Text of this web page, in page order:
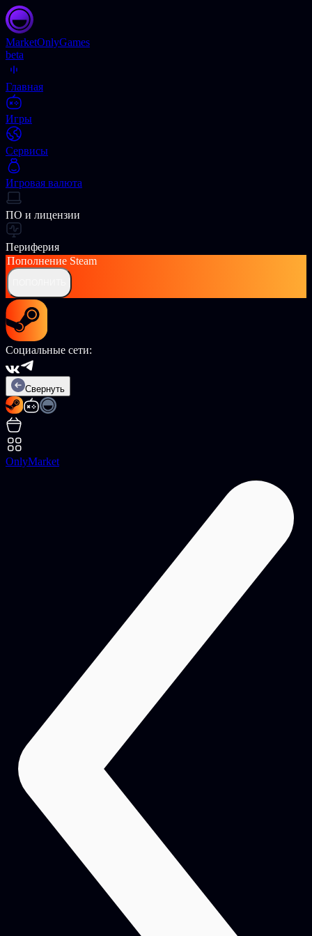
MarketOnlyGames
beta
Главная
Игры
Сервисы
Игровая валюта
ПО и лицензии
Периферия
Пополнение Steam
Социальные сети:
Свернуть
OnlyMarket